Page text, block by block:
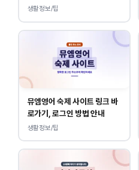
내
생활정보/팁
뮤엠영어 숙제 사이트 링크 바
로가기, 로그인 방법 안내
생활정보/팁